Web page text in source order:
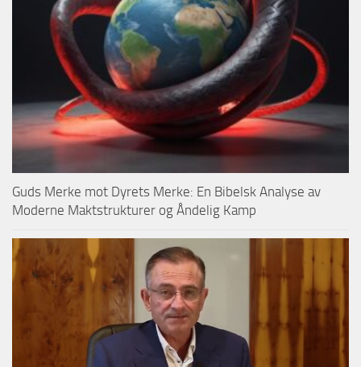
Guds Merke mot Dyrets Merke: En Bibelsk Analyse av
Moderne Maktstrukturer og Åndelig Kamp